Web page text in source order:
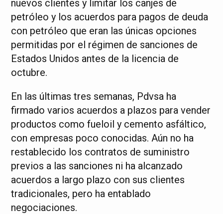
nuevos clientes y limitar los canjes de
petróleo y los acuerdos para pagos de deuda
con petróleo que eran las únicas opciones
permitidas por el régimen de sanciones de
Estados Unidos antes de la licencia de
octubre.
En las últimas tres semanas, Pdvsa ha
firmado varios acuerdos a plazos para vender
productos como fueloil y cemento asfáltico,
con empresas poco conocidas. Aún no ha
restablecido los contratos de suministro
previos a las sanciones ni ha alcanzado
acuerdos a largo plazo con sus clientes
tradicionales, pero ha entablado
negociaciones.